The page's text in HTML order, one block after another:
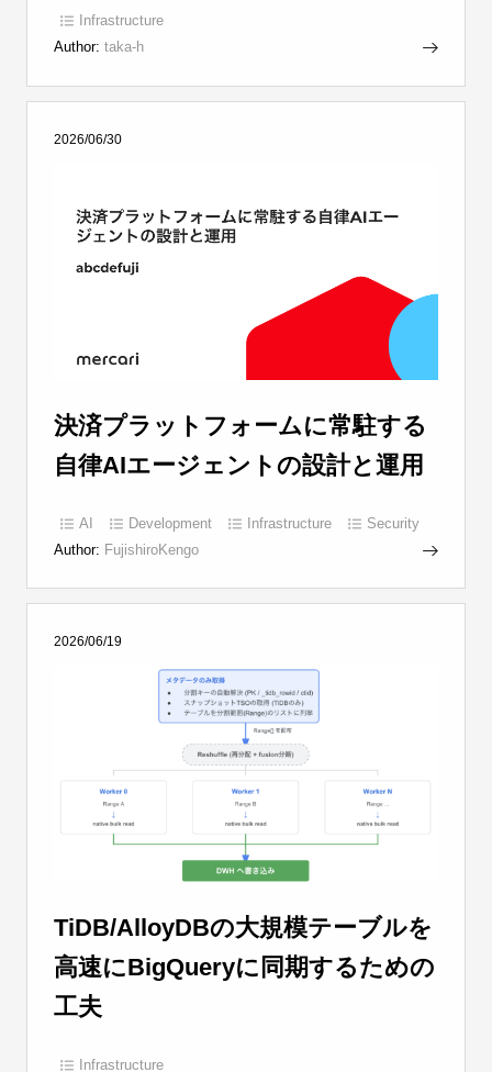
Infrastructure
Author: taka-h
2026/06/30
決済プラットフォームに常駐する
自律AIエージェントの設計と運用
AI Development Infrastructure
Security
Author: FujishiroKengo
2026/06/19
TiDB/AlloyDBの大規模テーブルを
高速にBigQueryに同期するための
工夫
Infrastructure